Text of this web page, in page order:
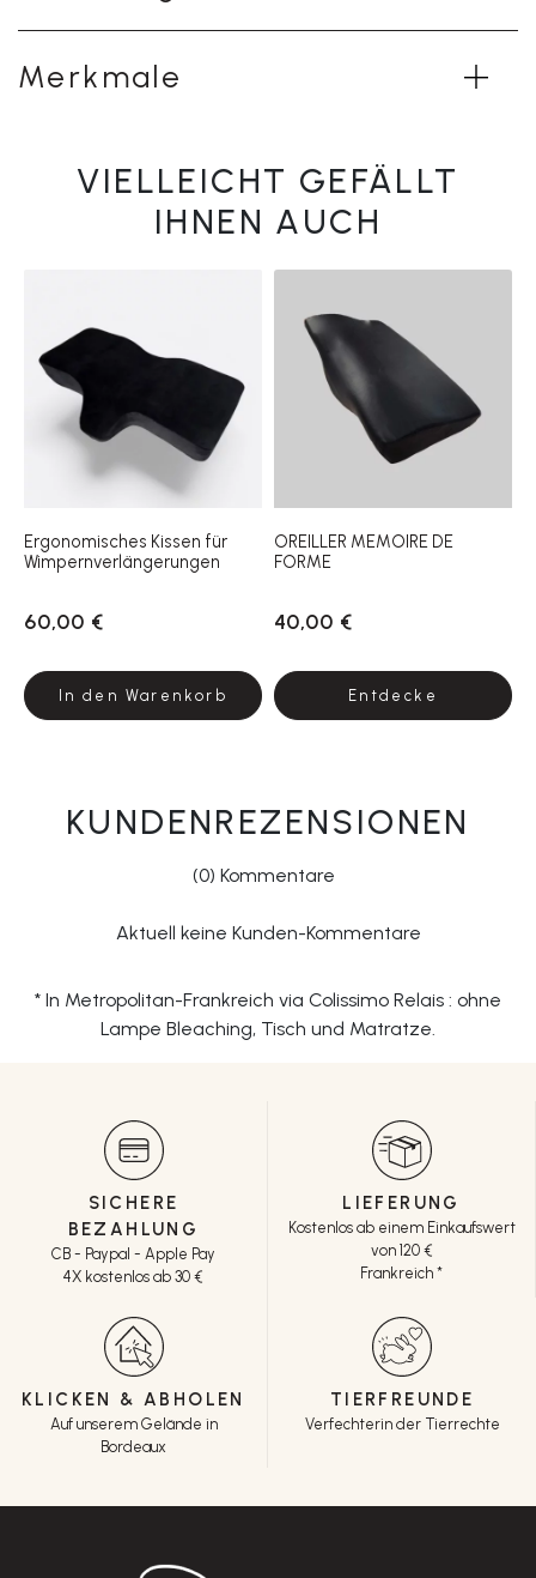
Merkmale
VIELLEICHT GEFÄLLT
IHNEN AUCH
Ergonomisches Kissen für
Wimpernverlängerungen
60,00 €
In den Warenkorb
OREILLER MEMOIRE DE
FORME
40,00 €
Entdecke
KUNDENREZENSIONEN
(0) Kommentare
Aktuell keine Kunden-Kommentare
* In Metropolitan-Frankreich via Colissimo Relais : ohne
Lampe Bleaching, Tisch und Matratze.
SICHERE
BEZAHLUNG
CB - Paypal - Apple Pay
4X kostenlos ab 30 €
LIEFERUNG
Kostenlos ab einem Einkaufswert
von 120 €
Frankreich *
KLICKEN & ABHOLEN
Auf unserem Gelände in
Bordeaux
TIERFREUNDE
Verfechterin der Tierrechte